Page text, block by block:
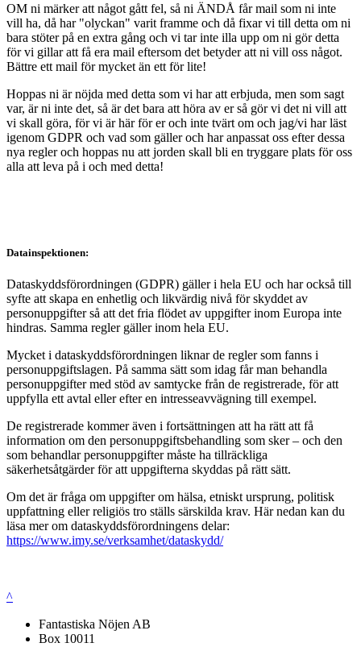
OM ni märker att något gått fel, så ni ÄNDÅ får mail som ni inte
vill ha, då har "olyckan" varit framme och då fixar vi till detta om ni
bara stöter på en extra gång och vi tar inte illa upp om ni gör detta
för vi gillar att få era mail eftersom det betyder att ni vill oss något.
Bättre ett mail för mycket än ett för lite!
Hoppas ni är nöjda med detta som vi har att erbjuda, men som sagt
var, är ni inte det, så är det bara att höra av er så gör vi det ni vill att
vi skall göra, för vi är här för er och inte tvärt om och jag/vi har läst
igenom GDPR och vad som gäller och har anpassat oss efter dessa
nya regler och hoppas nu att jorden skall bli en tryggare plats för oss
alla att leva på i och med detta!
Datainspektionen:
Dataskyddsförordningen (GDPR) gäller i hela EU och har också till
syfte att skapa en enhetlig och likvärdig nivå för skyddet av
personuppgifter så att det fria flödet av uppgifter inom Europa inte
hindras. Samma regler gäller inom hela EU.
Mycket i dataskyddsförordningen liknar de regler som fanns i
personuppgiftslagen. På samma sätt som idag får man behandla
personuppgifter med stöd av samtycke från de registrerade, för att
uppfylla ett avtal eller efter en intresseavvägning till exempel.
De registrerade kommer även i fortsättningen att ha rätt att få
information om den personuppgiftsbehandling som sker – och den
som behandlar personuppgifter måste ha tillräckliga
säkerhetsåtgärder för att uppgifterna skyddas på rätt sätt.
Om det är fråga om uppgifter om hälsa, etniskt ursprung, politisk
uppfattning eller religiös tro ställs särskilda krav. Här nedan kan du
läsa mer om dataskyddsförordningens delar:
https://www.imy.se/verksamhet/dataskydd/
^
Fantastiska Nöjen AB
Box 10011